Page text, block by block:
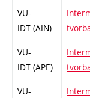
VU-
IDT (AIN)
VU-
IDT (APE)
VU-